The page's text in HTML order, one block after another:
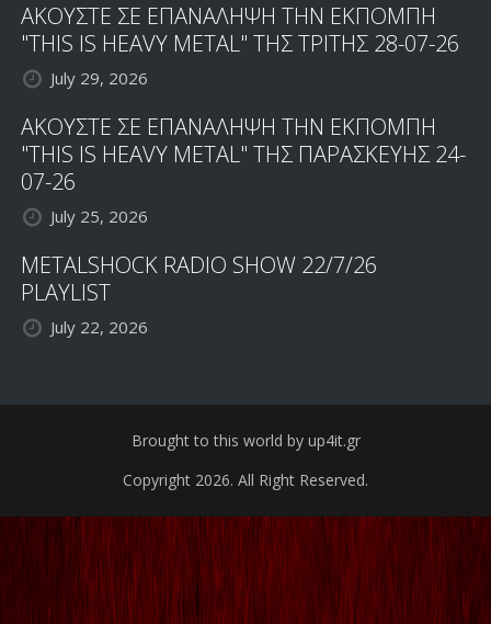
ΑΚΟΥΣΤΕ ΣΕ ΕΠΑΝΑΛΗΨΗ ΤΗΝ ΕΚΠΟΜΠΗ
"THIS IS HEAVY METAL" ΤΗΣ ΤΡΙΤΗΣ 28-07-26
July 29, 2026
ΑΚΟΥΣΤΕ ΣΕ ΕΠΑΝΑΛΗΨΗ ΤΗΝ ΕΚΠΟΜΠΗ
"THIS IS HEAVY METAL" ΤΗΣ ΠΑΡΑΣΚΕΥΗΣ 24-
07-26
July 25, 2026
METALSHOCK RADIO SHOW 22/7/26
PLAYLIST
July 22, 2026
Brought to this world by up4it.gr
Copyright 2026. All Right Reserved.